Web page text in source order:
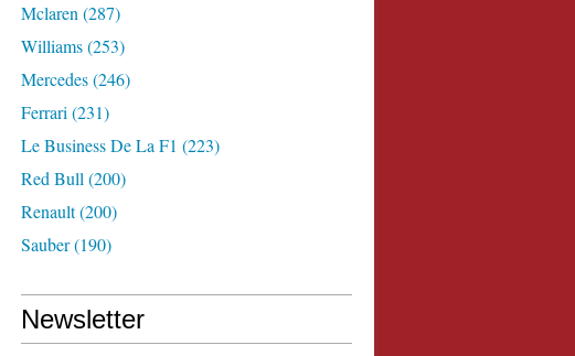
Mclaren (287)
Williams(253)
Mercedes(246)
Ferrari (231)
Le Business De La F1 (223)
Red Bull (200)
Renault(200)
Sauber(190)
Newsletter